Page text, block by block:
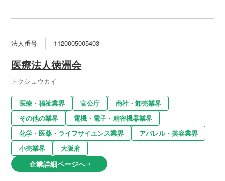
法人番号 1120005005403
医療法人徳洲会
トクシュウカイ
医療・福祉業界 官公庁
商社・卸売業界
その他の業界
電機・電子・精密機器業界
化学・医薬・ライフサイエンス業界
アパレル・美容業界
小売業界
大阪府
企業詳細ページへarrow_right_alt